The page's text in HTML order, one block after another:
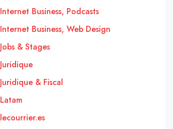
Internet Business, Podcasts
Internet Business, Web Design
Jobs & Stages
Juridique
Juridique & Fiscal
Latam
lecourrier.es